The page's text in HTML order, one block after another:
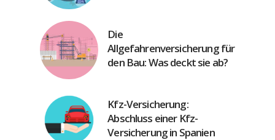
Die
Allgefahrenversicherung für
den Bau: Was deckt sie ab?
Kfz-Versicherung:
Abschluss einer Kfz-
Versicherung in Spanien